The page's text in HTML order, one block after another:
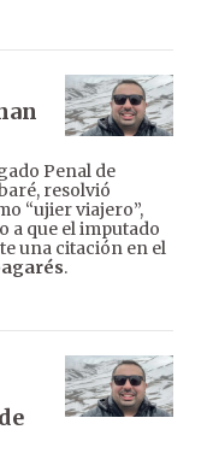
Penal de
resolvió
“ujier viajero”,
a que el imputado
una citación en el
.